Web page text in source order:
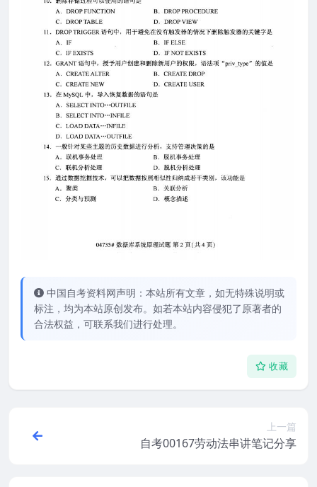
中国自考资料网声明：本站所有文章，如无特殊说明或
标注，均为本站原创发布。如若本站内容侵犯了原著者的
合法权益，可联系我们进行处理。
收藏
上一篇
自考00167劳动法串讲笔记分享